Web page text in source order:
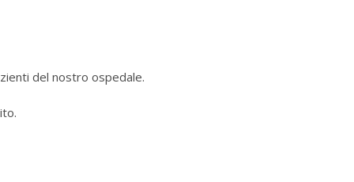
del nostro ospedale.